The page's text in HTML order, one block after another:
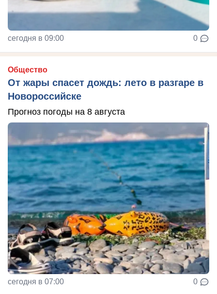
сегодня в 09:00 0
Общество
От жары спасет дождь: лето в разгаре в
Новороссийске
Прогноз погоды на 8 августа
сегодня в 07:00 0